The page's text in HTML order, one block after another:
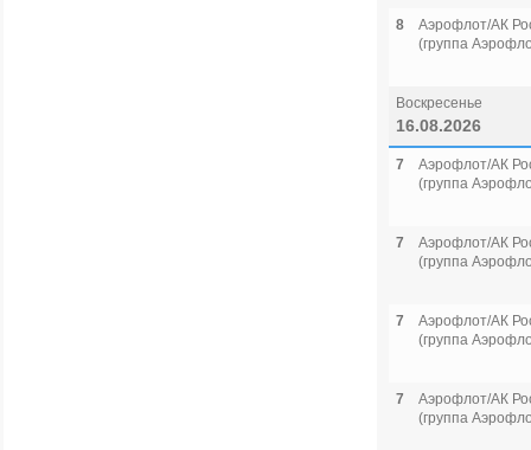
8
Аэрофлот/АК
(группа
Воскресенье
16.08.2026
7
Аэрофлот/АК
(группа
7
Аэрофлот/АК
(группа
7
Аэрофлот/АК
(группа
7
Аэрофлот/АК
(группа